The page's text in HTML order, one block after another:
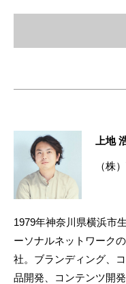
上地
（株
1979年神奈川県横浜市
ーソナルネットワーク
社。ブランディング、
品開発、コンテンツ開